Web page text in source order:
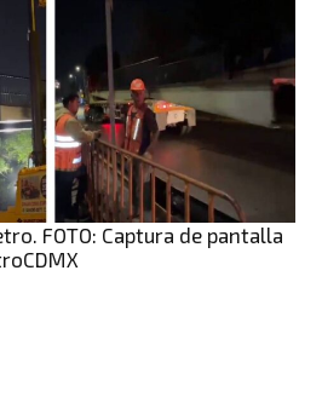
FOTO: Captura de pantalla